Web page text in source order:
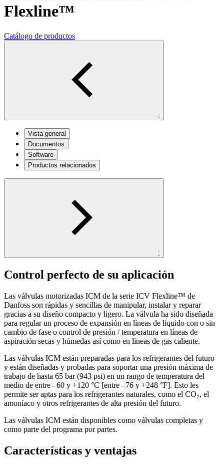
Flexline™
Catálogo de productos
;
Vista general
Documentos
Software
Productos relacionados
;
Control perfecto de su aplicación
Las válvulas motorizadas ICM de la serie ICV Flexline™ de
Danfoss son rápidas y sencillas de manipular, instalar y reparar
gracias a su diseño compacto y ligero. La válvula ha sido diseñada
para regular un proceso de expansión en líneas de líquido con o sin
cambio de fase o control de presión / temperatura en líneas de
aspiración secas y húmedas así como en líneas de gas caliente.
Las válvulas ICM están preparadas para los refrigerantes del futuro
y están diseñadas y probadas para soportar una presión máxima de
trabajo de hasta 65 bar (943 psi) en un rango de temperatura del
medio de entre –60 y +120 °C [entre –76 y +248 °F]. Esto les
permite ser aptas para los refrigerantes naturales, como el CO₂, el
amoníaco y otros refrigerantes de alta presión del futuro.
Las válvulas ICM están disponibles como válvulas completas y
como parte del programa por partes.
Características y ventajas